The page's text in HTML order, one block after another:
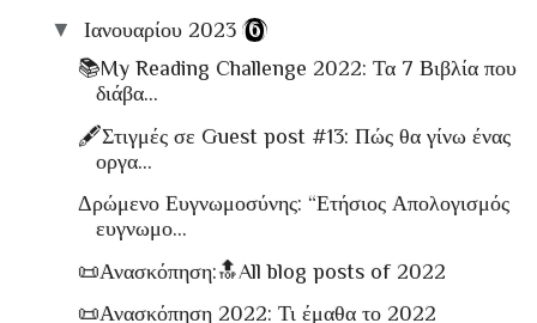
▼ Ιανουαρίου 2023 (6)
📚My Reading Challenge 2022: Τα 7 Βιβλία που
διάβα...
🖋Στιγμές σε Guest post #13: Πώς θα γίνω ένας
οργα...
Δρώμενο Ευγνωμοσύνης: “Ετήσιος Απολογισμός
ευγνωμο...
📜Ανασκόπηση:🔝All blog posts of 2022
📜Ανασκόπηση 2022: Τι έμαθα το 2022